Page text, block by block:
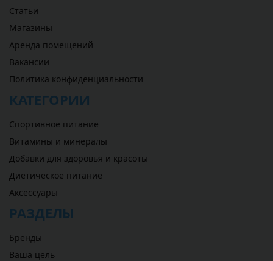
Статьи
Магазины
Аренда помещений
Вакансии
Политика конфиденциальности
КАТЕГОРИИ
Спортивное питание
Витамины и минералы
Добавки для здоровья и красоты
Диетическое питание
Аксессуары
РАЗДЕЛЫ
Бренды
Ваша цель